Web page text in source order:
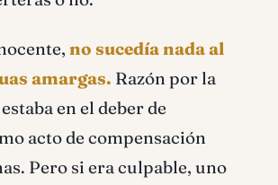
no sucedía nada al
amargas. Razón por la
en el deber de
acto de compensación
Pero si era culpable, uno